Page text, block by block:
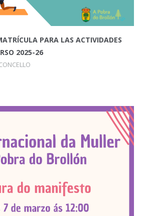
PARA LAS ACTIVIDADES
2025-26